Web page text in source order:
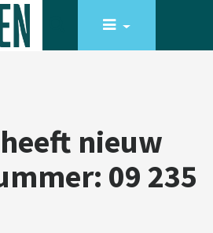
nieuw
09 235